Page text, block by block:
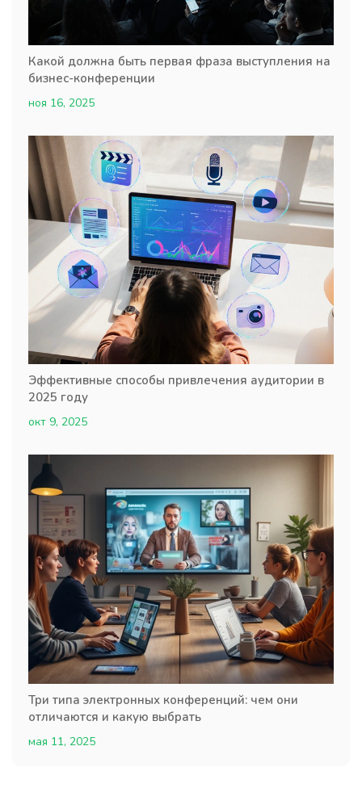
Какой должна быть первая фраза выступления на
бизнес-конференции
ноя 16, 2025
Эффективные способы привлечения аудитории в
2025 году
окт 9, 2025
Три типа электронных конференций: чем они
отличаются и какую выбрать
мая 11, 2025